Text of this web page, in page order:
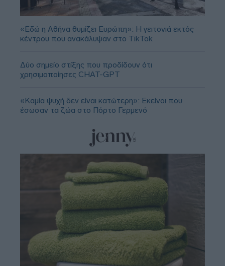
«Εδώ η Αθήνα θυμίζει Ευρώπη»: H γειτονιά εκτός
κέντρου που ανακάλυψαν στο TikTok
Δύο σημείο στίξης που προδίδουν ότι
χρησιμοποίησες CHAT-GPT
«Καμία ψυχή δεν είναι κατώτερη»: Εκείνοι που
έσωσαν τα ζώα στο Πόρτο Γερμενό